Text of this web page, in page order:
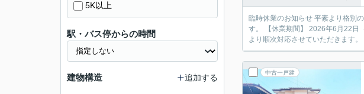
臨時休業のお知らせ 平素より格別のご愛顧を賜り、誠にありがとうございます。 誠に勝手ながら、社員旅行のため下記期間を休業とさせていただきま
す。 【休業期間】 2026年6月22日（月）～2026年6月26日（金） 休業期間中にいただきましたお問い合わせにつきましては、2026年6月27日（土）
中古一戸建
5K以上
駅・バス停からの時間
建物構造 追加する